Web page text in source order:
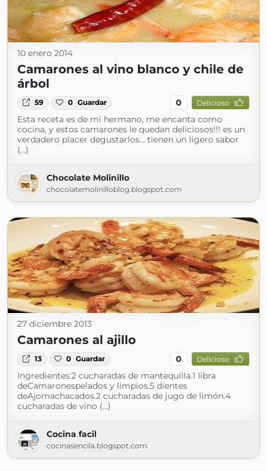
10 enero 2014
Camarones al vino blanco y chile de
árbol
59 0 Guardar 0 Delicioso
Esta receta es de mi hermano, me encanta como
cocina, y estos camarones le quedan deliciosos!!! es un
verdadero placer degustarlos... tienen un ligero sabor
(...)
Chocolate Molinillo
chocolatemolinilloblog.blogspot.com
27 diciembre 2013
Camarones al ajillo
13 0 Guardar 0 Delicioso
Ingredientes:2 cucharadas de mantequilla.1 libra
deCamaronespelados y limpios.5 dientes
deAjomachacados.2 cucharadas de jugo de limón.4
cucharadas de vino (...)
Cocina facil
cocinasencila.blogspot.com